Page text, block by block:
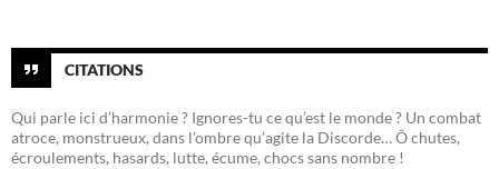
CITATIONS
Qui parle ici d’harmonie ? Ignores-tu ce qu’est le monde ? Un combat
atroce, monstrueux, dans l’ombre qu’agite la Discorde… Ô chutes,
écroulements, hasards, lutte, écume, chocs sans nombre !